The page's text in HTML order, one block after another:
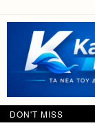
DON'T MISS